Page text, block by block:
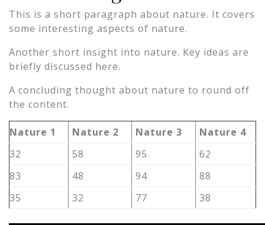
This is a short paragraph about nature. It covers
some interesting aspects of nature.
Another short insight into nature. Key ideas are
briefly discussed here.
A concluding thought about nature to round off
the content.
Nature 1 Nature 2 Nature 3
Nature 4
32
58 95
62
83
48 94
88
35
32 77 38